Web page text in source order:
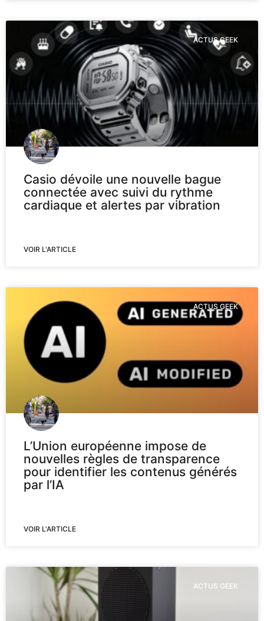
ACTUS GEEK
Casio dévoile une nouvelle bague
connectée avec suivi du rythme
cardiaque et alertes par vibration
VOIR L'ARTICLE
ACTUS GEEK
L’Union européenne impose de
nouvelles règles de transparence
pour identifier les contenus générés
par l’IA
VOIR L'ARTICLE
ACTUS GEEK